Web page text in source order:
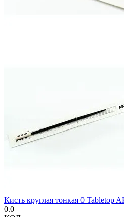
Кисть круглая тонкая 0 Tabletop
0.0